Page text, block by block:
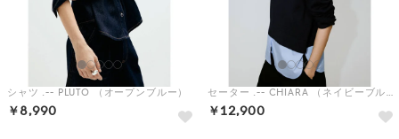
シャツ .-- PLUTO （オープンブルー）
￥8,990
セーター .-- CHIARA （ネイビーブルー）
￥12,900